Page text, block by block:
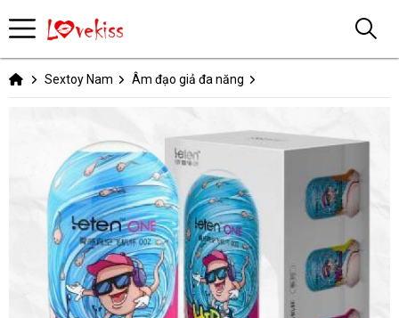
Sextoy Nam Âm đạo giả đa năng